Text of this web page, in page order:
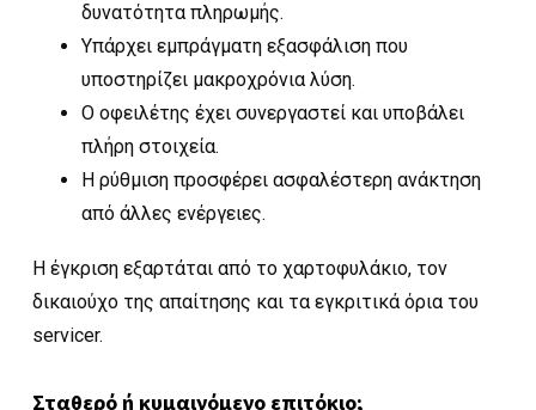
δυνατότητα πληρωμής.
Υπάρχει εμπράγματη εξασφάλιση που
υποστηρίζει μακροχρόνια λύση.
Ο οφειλέτης έχει συνεργαστεί και υποβάλει
πλήρη στοιχεία.
Η ρύθμιση προσφέρει ασφαλέστερη ανάκτηση
από άλλες ενέργειες.
Η έγκριση εξαρτάται από το χαρτοφυλάκιο, τον
δικαιούχο της απαίτησης και τα εγκριτικά όρια του
servicer.
Σταθερό ή κυμαινόμενο επιτόκιο;